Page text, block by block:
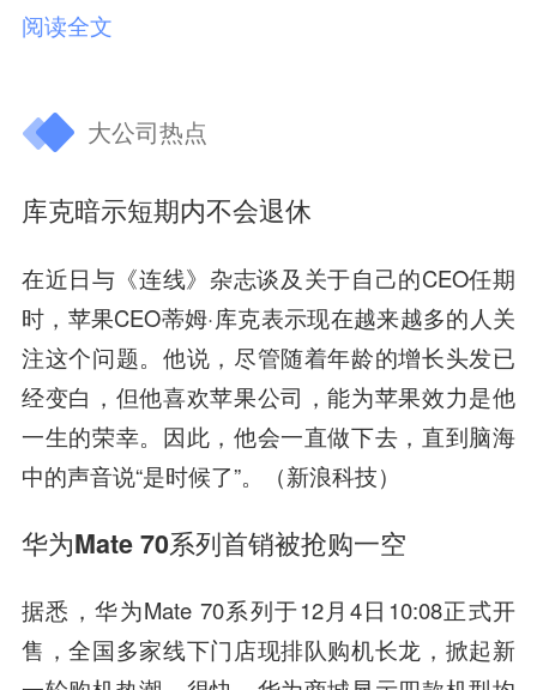
阅读全文
大公司热点
库克暗示短期内不会退休
在近日与《连线》杂志谈及关于自己的CEO任期
时，苹果CEO蒂姆·库克表示现在越来越多的人关
注这个问题。他说，尽管随着年龄的增长头发已
经变白，但他喜欢苹果公司，能为苹果效力是他
一生的荣幸。因此，他会一直做下去，直到脑海
中的声音说“是时候了”。（新浪科技）
华为Mate 70系列首销被抢购一空
据悉，华为Mate 70系列于12月4日10:08正式开
售，全国多家线下门店现排队购机长龙，掀起新